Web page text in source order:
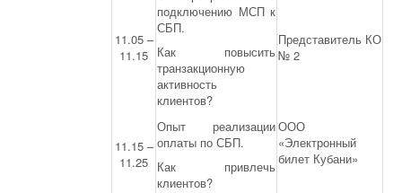
11.05 –
11.15
подключению МСП к
СБП.
Как повысить
транзакционную
активность
клиентов?
Представитель КО
№ 2
11.15 –
11.25
Опыт реализации
оплаты по СБП.
Как привлечь
клиентов?
ООО
«Электронный
билет Кубани»